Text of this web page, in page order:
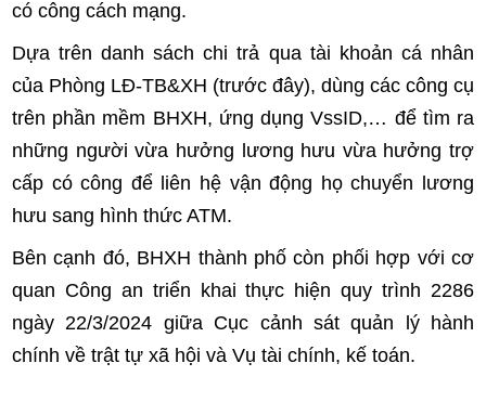
có công cách mạng.
Dựa trên danh sách chi trả qua tài khoản cá nhân
của Phòng LĐ-TB&XH (trước đây), dùng các công cụ
trên phần mềm BHXH, ứng dụng VssID,… để tìm ra
những người vừa hưởng lương hưu vừa hưởng trợ
cấp có công để liên hệ vận động họ chuyển lương
hưu sang hình thức ATM.
Bên cạnh đó, BHXH thành phố còn phối hợp với cơ
quan Công an triển khai thực hiện quy trình 2286
ngày 22/3/2024 giữa Cục cảnh sát quản lý hành
chính về trật tự xã hội và Vụ tài chính, kế toán.